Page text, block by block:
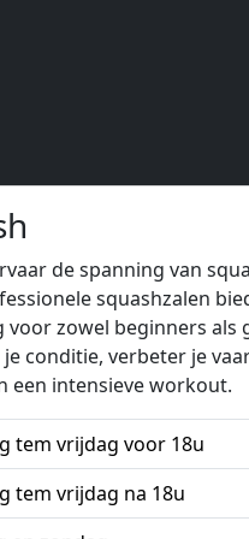
de spanning van
squashzalen
voor zowel beginners als
je conditie, verbeter je
een intensieve workout.
tem vrijdag voor 18u
tem vrijdag na 18u